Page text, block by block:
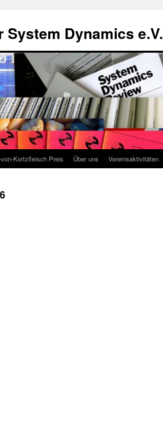
Dynamics e.V.
Kortzfleisch Preis Über uns Vereinsaktivitäten